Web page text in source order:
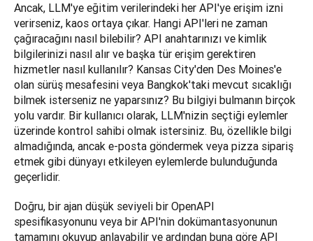
Ancak, LLM'ye eğitim verilerindeki her API'ye erişim izni
verirseniz, kaos ortaya çıkar. Hangi API'leri ne zaman
çağıracağını nasıl bilebilir? API anahtarınızı ve kimlik
bilgilerinizi nasıl alır ve başka tür erişim gerektiren
hizmetler nasıl kullanılır? Kansas City'den Des Moines'e
olan sürüş mesafesini veya Bangkok'taki mevcut sıcaklığı
bilmek isterseniz ne yaparsınız? Bu bilgiyi bulmanın birçok
yolu vardır. Bir kullanıcı olarak, LLM'nizin seçtiği eylemler
üzerinde kontrol sahibi olmak istersiniz. Bu, özellikle bilgi
almadığında, ancak e-posta göndermek veya pizza sipariş
etmek gibi dünyayı etkileyen eylemlerde bulunduğunda
geçerlidir.
Doğru, bir ajan düşük seviyeli bir OpenAPI
spesifikasyonunu veya bir API'nin dokümantasyonunun
tamamını okuyup anlayabilir ve ardından buna göre API